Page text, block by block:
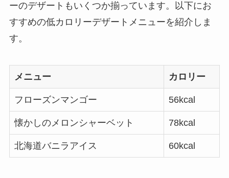
ーのデザートもいくつか揃っています。以下にお
すすめの低カロリーデザートメニューを紹介しま
す。
メニュー カロリー
フローズンマンゴー 56kcal
懐かしのメロンシャーベット 78kcal
北海道バニラアイス 60kcal